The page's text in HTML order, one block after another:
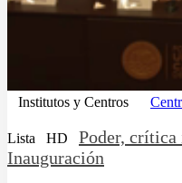
Institutos y Centros
Lista HD
Poder, crítica
Inauguración